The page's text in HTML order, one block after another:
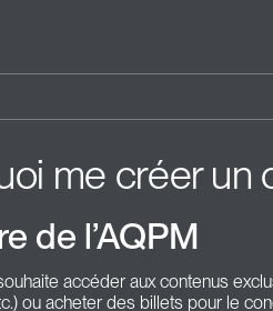
me créer un
de l’AQPM
accéder aux contenus
ou acheter des billets pour le